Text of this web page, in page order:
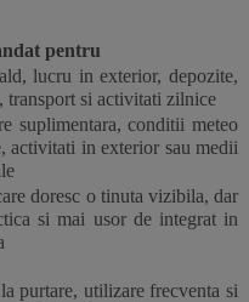
pentru
lucru in exterior, depozite,
transport si activitati zilnice
suplimentara, conditii meteo
activitati in exterior sau medii
doresc o tinuta vizibila, dar
si mai usor de integrat in
purtare, utilizare frecventa si